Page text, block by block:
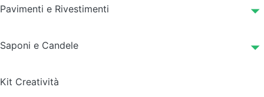
Pavimenti e Rivestimenti
Saponi e Candele
Kit Creatività